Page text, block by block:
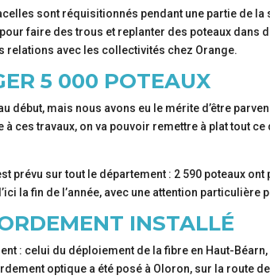
sont réquisitionnés pendant une partie de la
faire des trous et replanter des poteaux dans
relations avec les collectivités chez Orange.
5 000 POTEAUX
début, mais nous avons eu le mérite d’être
à ces travaux, on va pouvoir remettre à plat tout
prévu sur tout le département : 2 590 poteaux ont
la fin de l’année, avec une attention particulière
INSTALLÉ
: celui du déploiement de la fibre en Haut-Béarn,
optique a été posé à Oloron, sur la route